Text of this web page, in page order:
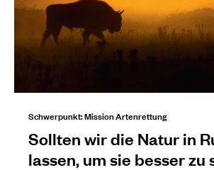
Schwerpunkt: Mission Artenrettung
Sollten wir die Natur in
lassen, um sie besser zu